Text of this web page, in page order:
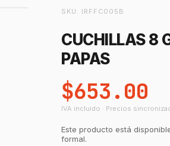
SKU: IRFFC005B
CUCHILLAS 8
PAPAS
$653.00
IVA incluido · Precios
Este producto está
formal.